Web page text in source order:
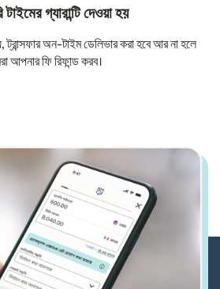
টাইমের গ্যারান্টি দেওয়া হয়
ট্রান্সফার অন-টাইম ডেলিভার করা হবে আর না হলে
আপনার ফি রিফান্ড করব।